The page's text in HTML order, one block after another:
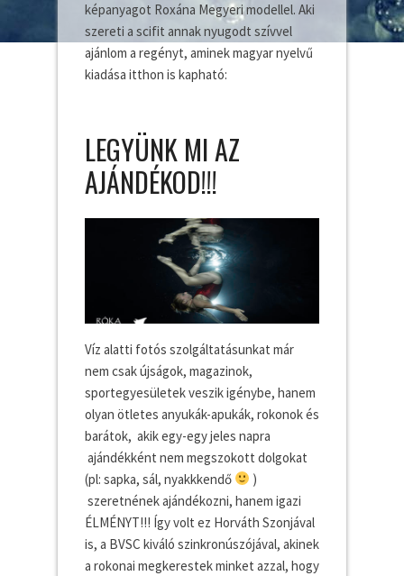
képanyagot Roxána Megyeri modellel. Aki
szereti a scifit annak nyugodt szívvel
ajánlom a regényt, aminek magyar nyelvű
kiadása itthon is kapható:
LEGYÜNK MI AZ
AJÁNDÉKOD!!!
Víz alatti fotós szolgáltatásunkat már
nem csak újságok, magazinok,
sportegyesületek veszik igénybe, hanem
olyan ötletes anyukák-apukák, rokonok és
barátok, akik egy-egy jeles napra
ajándékként nem megszokott dolgokat
(pl: sapka, sál, nyakkkendő
)
szeretnének ajándékozni, hanem igazi
ÉLMÉNYT!!! Így volt ez Horváth Szonjával
is, a BVSC kiváló szinkronúszójával, akinek
a rokonai megkerestek minket azzal, hogy